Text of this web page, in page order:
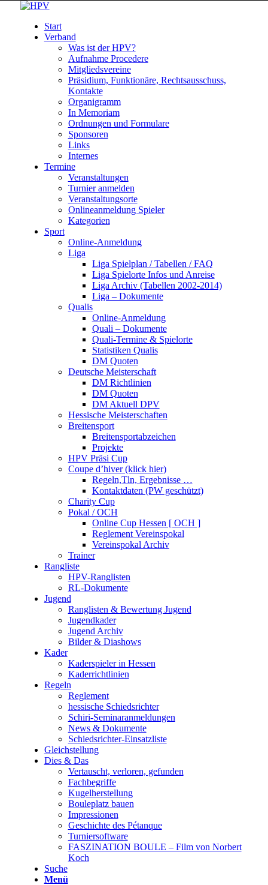
Start
Verband
Was ist der HPV?
Aufnahme Procedere
Mitgliedsvereine
Präsidium, Funktionäre, Rechtsausschuss,
Kontakte
Organigramm
In Memoriam
Ordnungen und Formulare
Sponsoren
Links
Internes
Termine
Veranstaltungen
Turnier anmelden
Veranstaltungsorte
Onlineanmeldung Spieler
Kategorien
Sport
Online-Anmeldung
Liga
Liga Spielplan / Tabellen / FAQ
Liga Spielorte Infos und Anreise
Liga Archiv (Tabellen 2002-2014)
Liga – Dokumente
Qualis
Online-Anmeldung
Quali – Dokumente
Quali-Termine & Spielorte
Statistiken Qualis
DM Quoten
Deutsche Meisterschaft
DM Richtlinien
DM Quoten
DM Aktuell DPV
Hessische Meisterschaften
Breitensport
Breitensportabzeichen
Projekte
HPV Präsi Cup
Coupe d’hiver (klick hier)
Regeln,Tln, Ergebnisse …
Kontaktdaten (PW geschützt)
Charity Cup
Pokal / OCH
Online Cup Hessen [ OCH ]
Reglement Vereinspokal
Vereinspokal Archiv
Trainer
Rangliste
HPV-Ranglisten
RL-Dokumente
Jugend
Ranglisten & Bewertung Jugend
Jugendkader
Jugend Archiv
Bilder & Diashows
Kader
Kaderspieler in Hessen
Kaderrichtlinien
Regeln
Reglement
hessische Schiedsrichter
Schiri-Seminaranmeldungen
News & Dokumente
Schiedsrichter-Einsatzliste
Gleichstellung
Dies & Das
Vertauscht, verloren, gefunden
Fachbegriffe
Kugelherstellung
Bouleplatz bauen
Impressionen
Geschichte des Pétanque
Turniersoftware
FASZINATION BOULE – Film von Norbert
Koch
Suche
Menü